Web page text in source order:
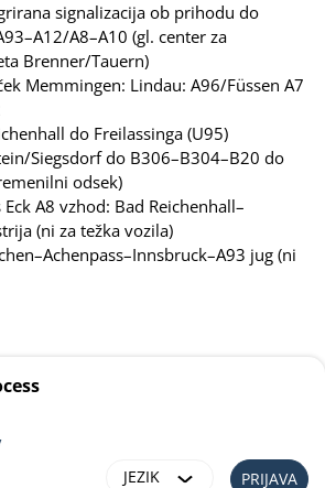
signalizacija ob prihodu do
A8–A10 (gl. center za
Brenner/Tauern)
Memmingen: Lindau: A96/Füssen A7
do Freilassinga (U95)
Siegsdorf do B306–B304–B20 do
odsek)
A8 vzhod: Bad Reichenhall–
(ni za težka vozila)
jug (ni
JEZIK PRIJAVA